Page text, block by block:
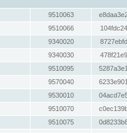
9510063
9510066
9340020
9340030
9510095
9570040
9530010
9510070
9510075